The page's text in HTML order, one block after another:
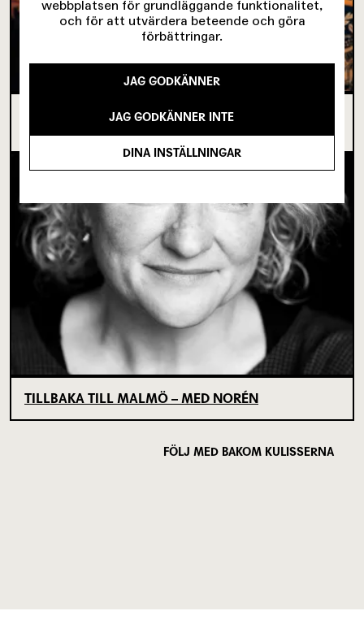
I SPRICKAN MELLAN DET SOM VARIT OCH DET
TILLBAKA TILL MALMÖ – MED NORÉN
FÖLJ MED BAKOM KULISSERNA
webbplatsen för grundläggande funktionalitet,
och för att utvärdera beteende och göra
förbättringar.
JAG GODKÄNNER
JAG GODKÄNNER INTE
DINA INSTÄLLNINGAR